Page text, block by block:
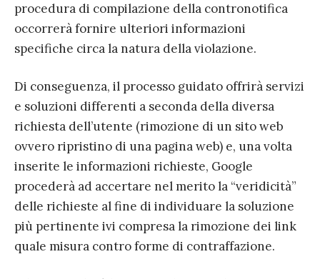
procedura di compilazione della contronotifica
occorrerà fornire ulteriori informazioni
specifiche circa la natura della violazione.
Di conseguenza, il processo guidato offrirà servizi
e soluzioni differenti a seconda della diversa
richiesta dell’utente (rimozione di un sito web
ovvero ripristino di una pagina web) e, una volta
inserite le informazioni richieste, Google
procederà ad accertare nel merito la “veridicità”
delle richieste al fine di individuare la soluzione
più pertinente ivi compresa la rimozione dei link
quale misura contro forme di contraffazione.